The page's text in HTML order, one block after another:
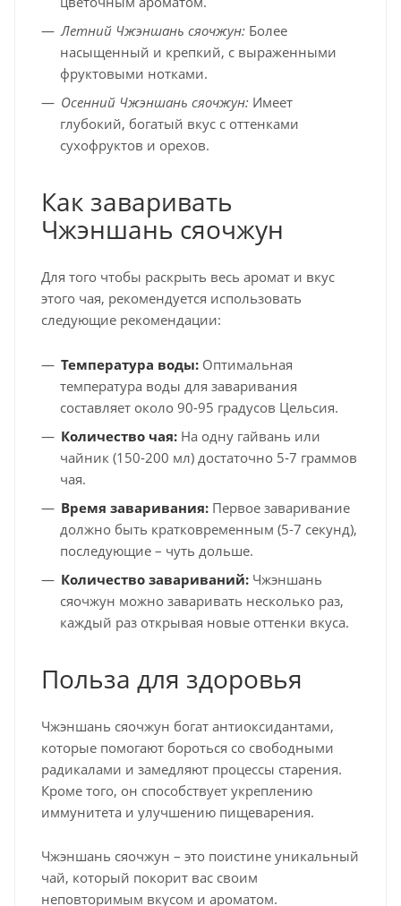
Летний Чжэншань сяочжун: Более
насыщенный и крепкий, с выраженными
фруктовыми нотками.
Осенний Чжэншань сяочжун: Имеет
глубокий, богатый вкус с оттенками
сухофруктов и орехов.
Как заваривать
Чжэншань сяочжун
Для того чтобы раскрыть весь аромат и вкус
этого чая, рекомендуется использовать
следующие рекомендации:
Температура воды: Оптимальная
температура воды для заваривания
составляет около 90-95 градусов Цельсия.
Количество чая: На одну гайвань или
чайник (150-200 мл) достаточно 5-7 граммов
чая.
Время заваривания: Первое заваривание
должно быть кратковременным (5-7 секунд),
последующие – чуть дольше.
Количество завариваний: Чжэншань
сяочжун можно заваривать несколько раз,
каждый раз открывая новые оттенки вкуса.
Польза для здоровья
Чжэншань сяочжун богат антиоксидантами,
которые помогают бороться со свободными
радикалами и замедляют процессы старения.
Кроме того, он способствует укреплению
иммунитета и улучшению пищеварения.
Чжэншань сяочжун – это поистине уникальный
чай, который покорит вас своим
неповторимым вкусом и ароматом.